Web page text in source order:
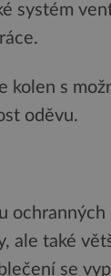
systém
kolen s
oděvu.
ochranných
ale také
se